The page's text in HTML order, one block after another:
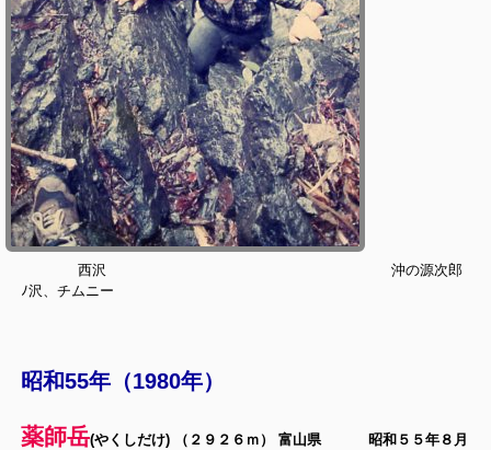
西沢 沖の源次郎
ﾉ沢、チムニー
昭和55年（1980年）
薬師岳(やくしだけ) （２９２６ｍ） 富山県 昭和５５年８月